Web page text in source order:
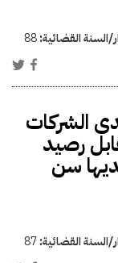
السنة القضائية:88
الشركات
رصيد
سن
السنة القضائية:87